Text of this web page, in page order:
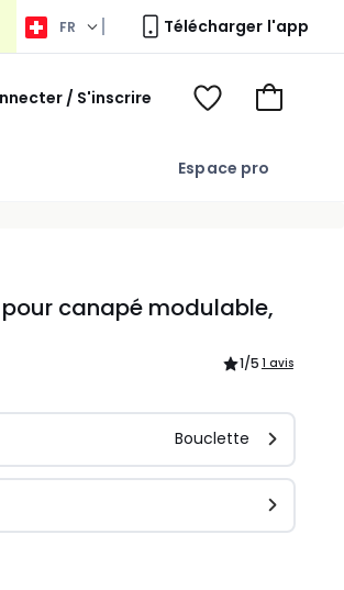
FR Télécharger l'app
Espace pro
/ S'inscrire
Voir
Aller
canapé modulable,
1/5 1 avis
Bouclette